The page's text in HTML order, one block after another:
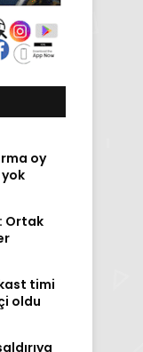
oy
Ortak
timi
oldu